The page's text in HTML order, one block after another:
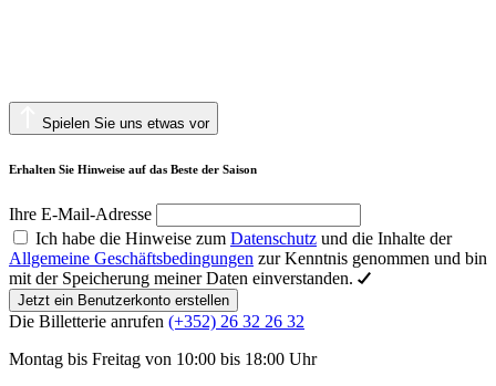
Spielen Sie uns etwas vor
Erhalten Sie Hinweise auf das Beste der Saison
Ihre E-Mail-Adresse
Ich habe die Hinweise zum Datenschutz und die Inhalte der
Allgemeine Geschäftsbedingungen zur Kenntnis genommen und bin
mit der Speicherung meiner Daten einverstanden.
Jetzt ein Benutzerkonto erstellen
Die Billetterie anrufen (+352) 26 32 26 32
Montag bis Freitag von 10:00 bis 18:00 Uhr